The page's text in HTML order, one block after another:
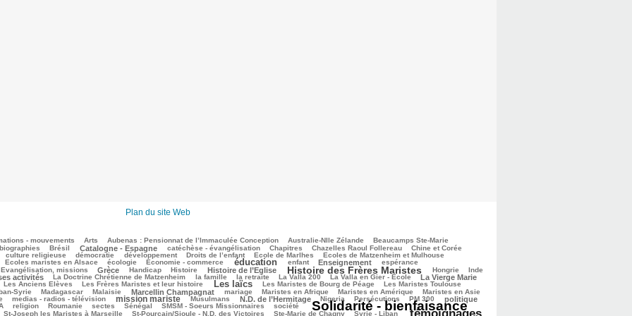
Plan du site Web
- mouvements Arts Aubenas : Pensionnat de l’Immaculée Conception Australie-Nlle Zélande Beaucamps Ste-Marie
biographies Brésil Catalogne - Espagne catéchèse - évangélisation Chapitres Chazelles Raoul Follereau Chine et Corée
culture religieuse démocratie développement Droits de l’enfant Ecole de Marlhes Ecoles de Matzenheim et Mulhouse
Ecoles maristes en Alsace écologie Economie - commerce éducation enfant Enseignement espérance
Evangélisation, missions Grèce Handicap Histoire Histoire de l’Eglise Histoire des Frères Maristes Hongrie Inde
activités La Doctrine Chrétienne de Matzenheim la famille la retraite La Valla 200 La Valla en Gier - Ecole La Vierge Marie
Les Anciens Elèves Les Frères Maristes et leur histoire Les laïcs Les Maristes de Bourg de Péage Les Maristes Toulouse
Syrie Madagascar Malaisie Marcellin Champagnat mariage Maristes en Afrique Maristes en Amérique Maristes en Asie
medias - radios - télévision mission mariste Musulmans N.D. de l’Hermitage Nigeria Persécutions PM 300 politique
religion Roumanie sectes Sénégal SMSM - Soeurs Missionnaires société Solidarité - bienfaisance
St-Joseph les Maristes à Marseille St-Pourçain/Sioule - N.D. des Victoires Ste-Marie de Chagny Syrie - Liban